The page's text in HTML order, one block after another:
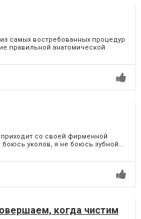
самых востребованных процедур
правильной анатомической
со своей фирменной
боюсь уколов, я не боюсь зубной...
когда чистим